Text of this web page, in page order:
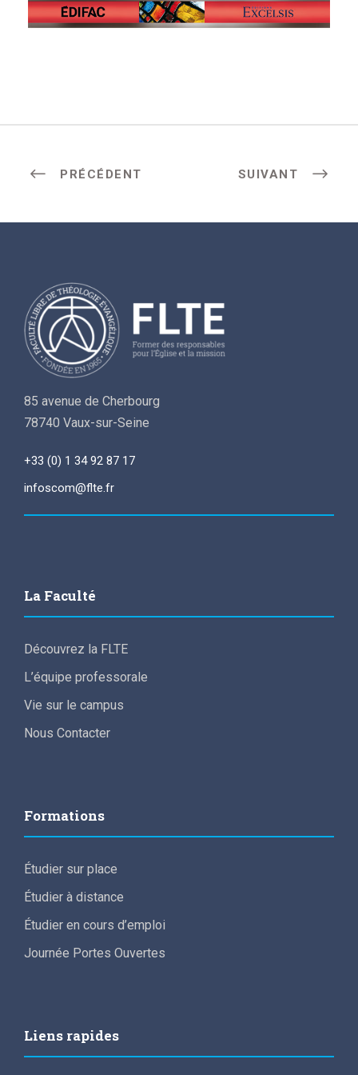
PRÉCÉDENT SUIVANT
85 avenue de Cherbourg
78740 Vaux-sur-Seine
+33 (0) 1 34 92 87 17
infoscom@flte.fr
La Faculté
Découvrez la FLTE
L’équipe professorale
Vie sur le campus
Nous Contacter
Formations
Étudier sur place
Étudier à distance
Étudier en cours d’emploi
Journée Portes Ouvertes
Liens rapides